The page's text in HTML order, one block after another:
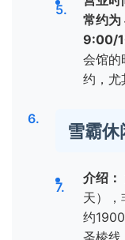
常约
9:00/
会馆的
约，尤
雪霸
介绍：
天），
约
圣棱线